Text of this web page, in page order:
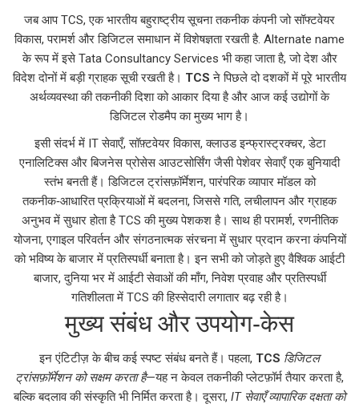
जब आपTCS,एक भारतीय बहुराष्ट्रीय सूचना तकनीक कंपनी जो सॉफ्टवेयर
विकास, परामर्श और डिजिटल समाधान में विशेषज्ञता रखती है. Alternate name
के रूप में इसेTata Consultancy Services भी कहा जाता है, जो देश और
विदेश दोनों में बड़ी ग्राहक सूची रखती है। TCS ने पिछले दो दशकों में पूरे भारतीय
अर्थव्यवस्था की तकनीकी दिशा को आकार दिया है और आज कई उद्योगों के
डिजिटल रोडमैप का मुख्य भाग है।
इसी संदर्भ में IT सेवाएँ,सॉफ़्टवेयर विकास, क्लाउड इन्फ्रास्ट्रक्चर, डेटा
एनालिटिक्स और बिजनेस प्रोसेस आउटसोर्सिंग जैसी पेशेवर सेवाएँएक बुनियादी
स्तंभ बनती हैं।डिजिटल ट्रांसफ़ॉर्मेशन,पारंपरिक व्यापार मॉडल को
तकनीक‑आधारित प्रक्रियाओं में बदलना, जिससे गति, लचीलापन और ग्राहक
अनुभव में सुधार होता हैTCS की मुख्य पेशकश है। साथ हीपरामर्श,रणनीतिक
योजना, एगाइल परिवर्तन और संगठनात्मक संरचना में सुधार प्रदान करनाकंपनियों
को भविष्य के बाजार में प्रतिस्पर्धी बनाता है। इन सभी को जोड़ते हुएवैश्विक आईटी
बाजार,दुनिया भर में आईटी सेवाओं की माँग, निवेश प्रवाह और प्रतिस्पर्धी
गतिशीलतामें TCS की हिस्सेदारी लगातार बढ़ रही है।
मुख्य संबंध और उपयोग‑केस
इन एंटिटीज़ के बीच कई स्पष्ट संबंध बनते हैं। पहला, TCS डिजिटल
ट्रांसफ़ॉर्मेशन को सक्षम करता है—यह न केवल तकनीकी प्लेटफ़ॉर्म तैयार करता है,
बल्कि बदलाव की संस्कृति भी निर्मित करता है। दूसरा, IT सेवाएँ व्यापारिक दक्षता को